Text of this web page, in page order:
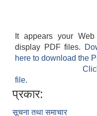
It appears your
display PDF files.
here to download the
file.
प्रकार:
सूचना तथा समाचार